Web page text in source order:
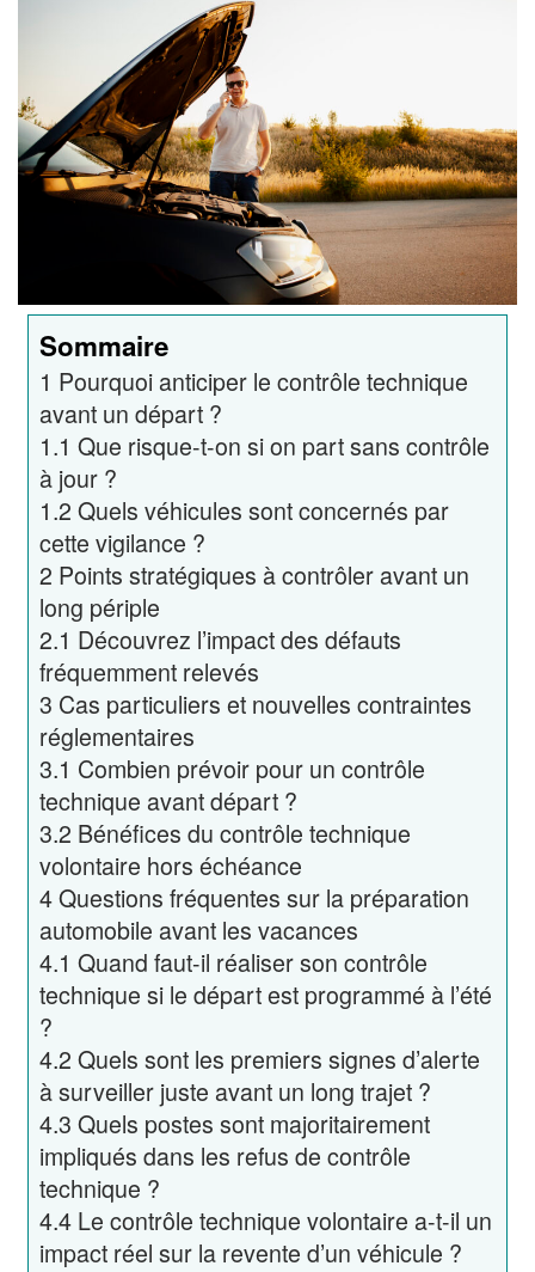
Sommaire
1 Pourquoi anticiper le contrôle technique
avant un départ ?
1.1 Que risque-t-on si on part sans contrôle
à jour ?
1.2 Quels véhicules sont concernés par
cette vigilance ?
2 Points stratégiques à contrôler avant un
long périple
2.1 Découvrez l’impact des défauts
fréquemment relevés
3 Cas particuliers et nouvelles contraintes
réglementaires
3.1 Combien prévoir pour un contrôle
technique avant départ ?
3.2 Bénéfices du contrôle technique
volontaire hors échéance
4Questions fréquentes sur la préparation
automobile avant les vacances
4.1 Quand faut-il réaliser son contrôle
technique si le départ est programmé à l’été
?
4.2 Quels sont les premiers signes d’alerte
à surveiller juste avant un long trajet ?
4.3 Quels postes sont majoritairement
impliqués dans les refus de contrôle
technique ?
4.4 Le contrôle technique volontaire a-t-il un
impact réel sur la revente d’un véhicule ?